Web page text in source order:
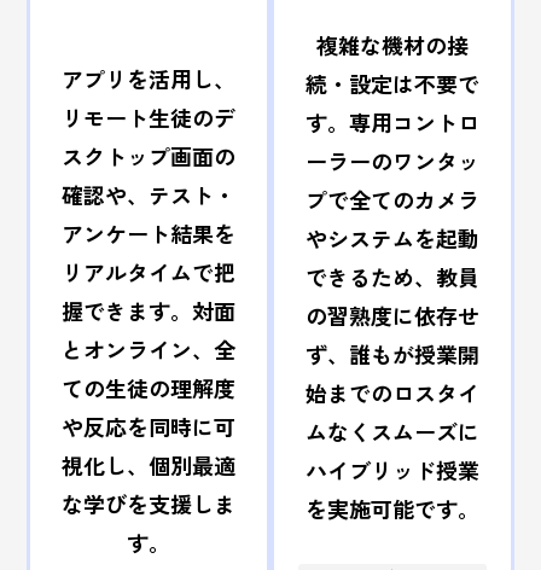
アプリを活用し、
リモート生徒のデ
スクトップ画面の
確認や、テスト・
アンケート結果を
リアルタイムで把
握できます。対面
とオンライン、全
ての生徒の理解度
や反応を同時に可
視化し、個別最適
な学びを支援しま
す。
複雑な機材の接
続・設定は不要で
す。専用コントロ
ーラーのワンタッ
プで全てのカメラ
やシステムを起動
できるため、教員
の習熟度に依存せ
ず、誰もが授業開
始までのロスタイ
ムなくスムーズに
ハイブリッド授業
を実施可能です。